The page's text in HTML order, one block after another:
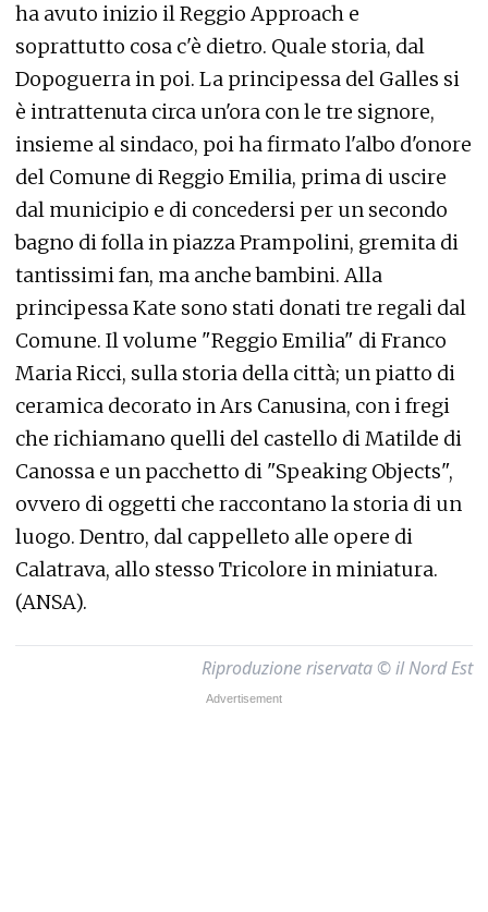
ha avuto inizio il Reggio Approach e
soprattutto cosa c'è dietro. Quale storia, dal
Dopoguerra in poi. La principessa del Galles si
è intrattenuta circa un'ora con le tre signore,
insieme al sindaco, poi ha firmato l'albo d'onore
del Comune di Reggio Emilia, prima di uscire
dal municipio e di concedersi per un secondo
bagno di folla in piazza Prampolini, gremita di
tantissimi fan, ma anche bambini. Alla
principessa Kate sono stati donati tre regali dal
Comune. Il volume "Reggio Emilia" di Franco
Maria Ricci, sulla storia della città; un piatto di
ceramica decorato in Ars Canusina, con i fregi
che richiamano quelli del castello di Matilde di
Canossa e un pacchetto di "Speaking Objects",
ovvero di oggetti che raccontano la storia di un
luogo. Dentro, dal cappelleto alle opere di
Calatrava, allo stesso Tricolore in miniatura.
(ANSA).
Riproduzione riservata © il Nord Est